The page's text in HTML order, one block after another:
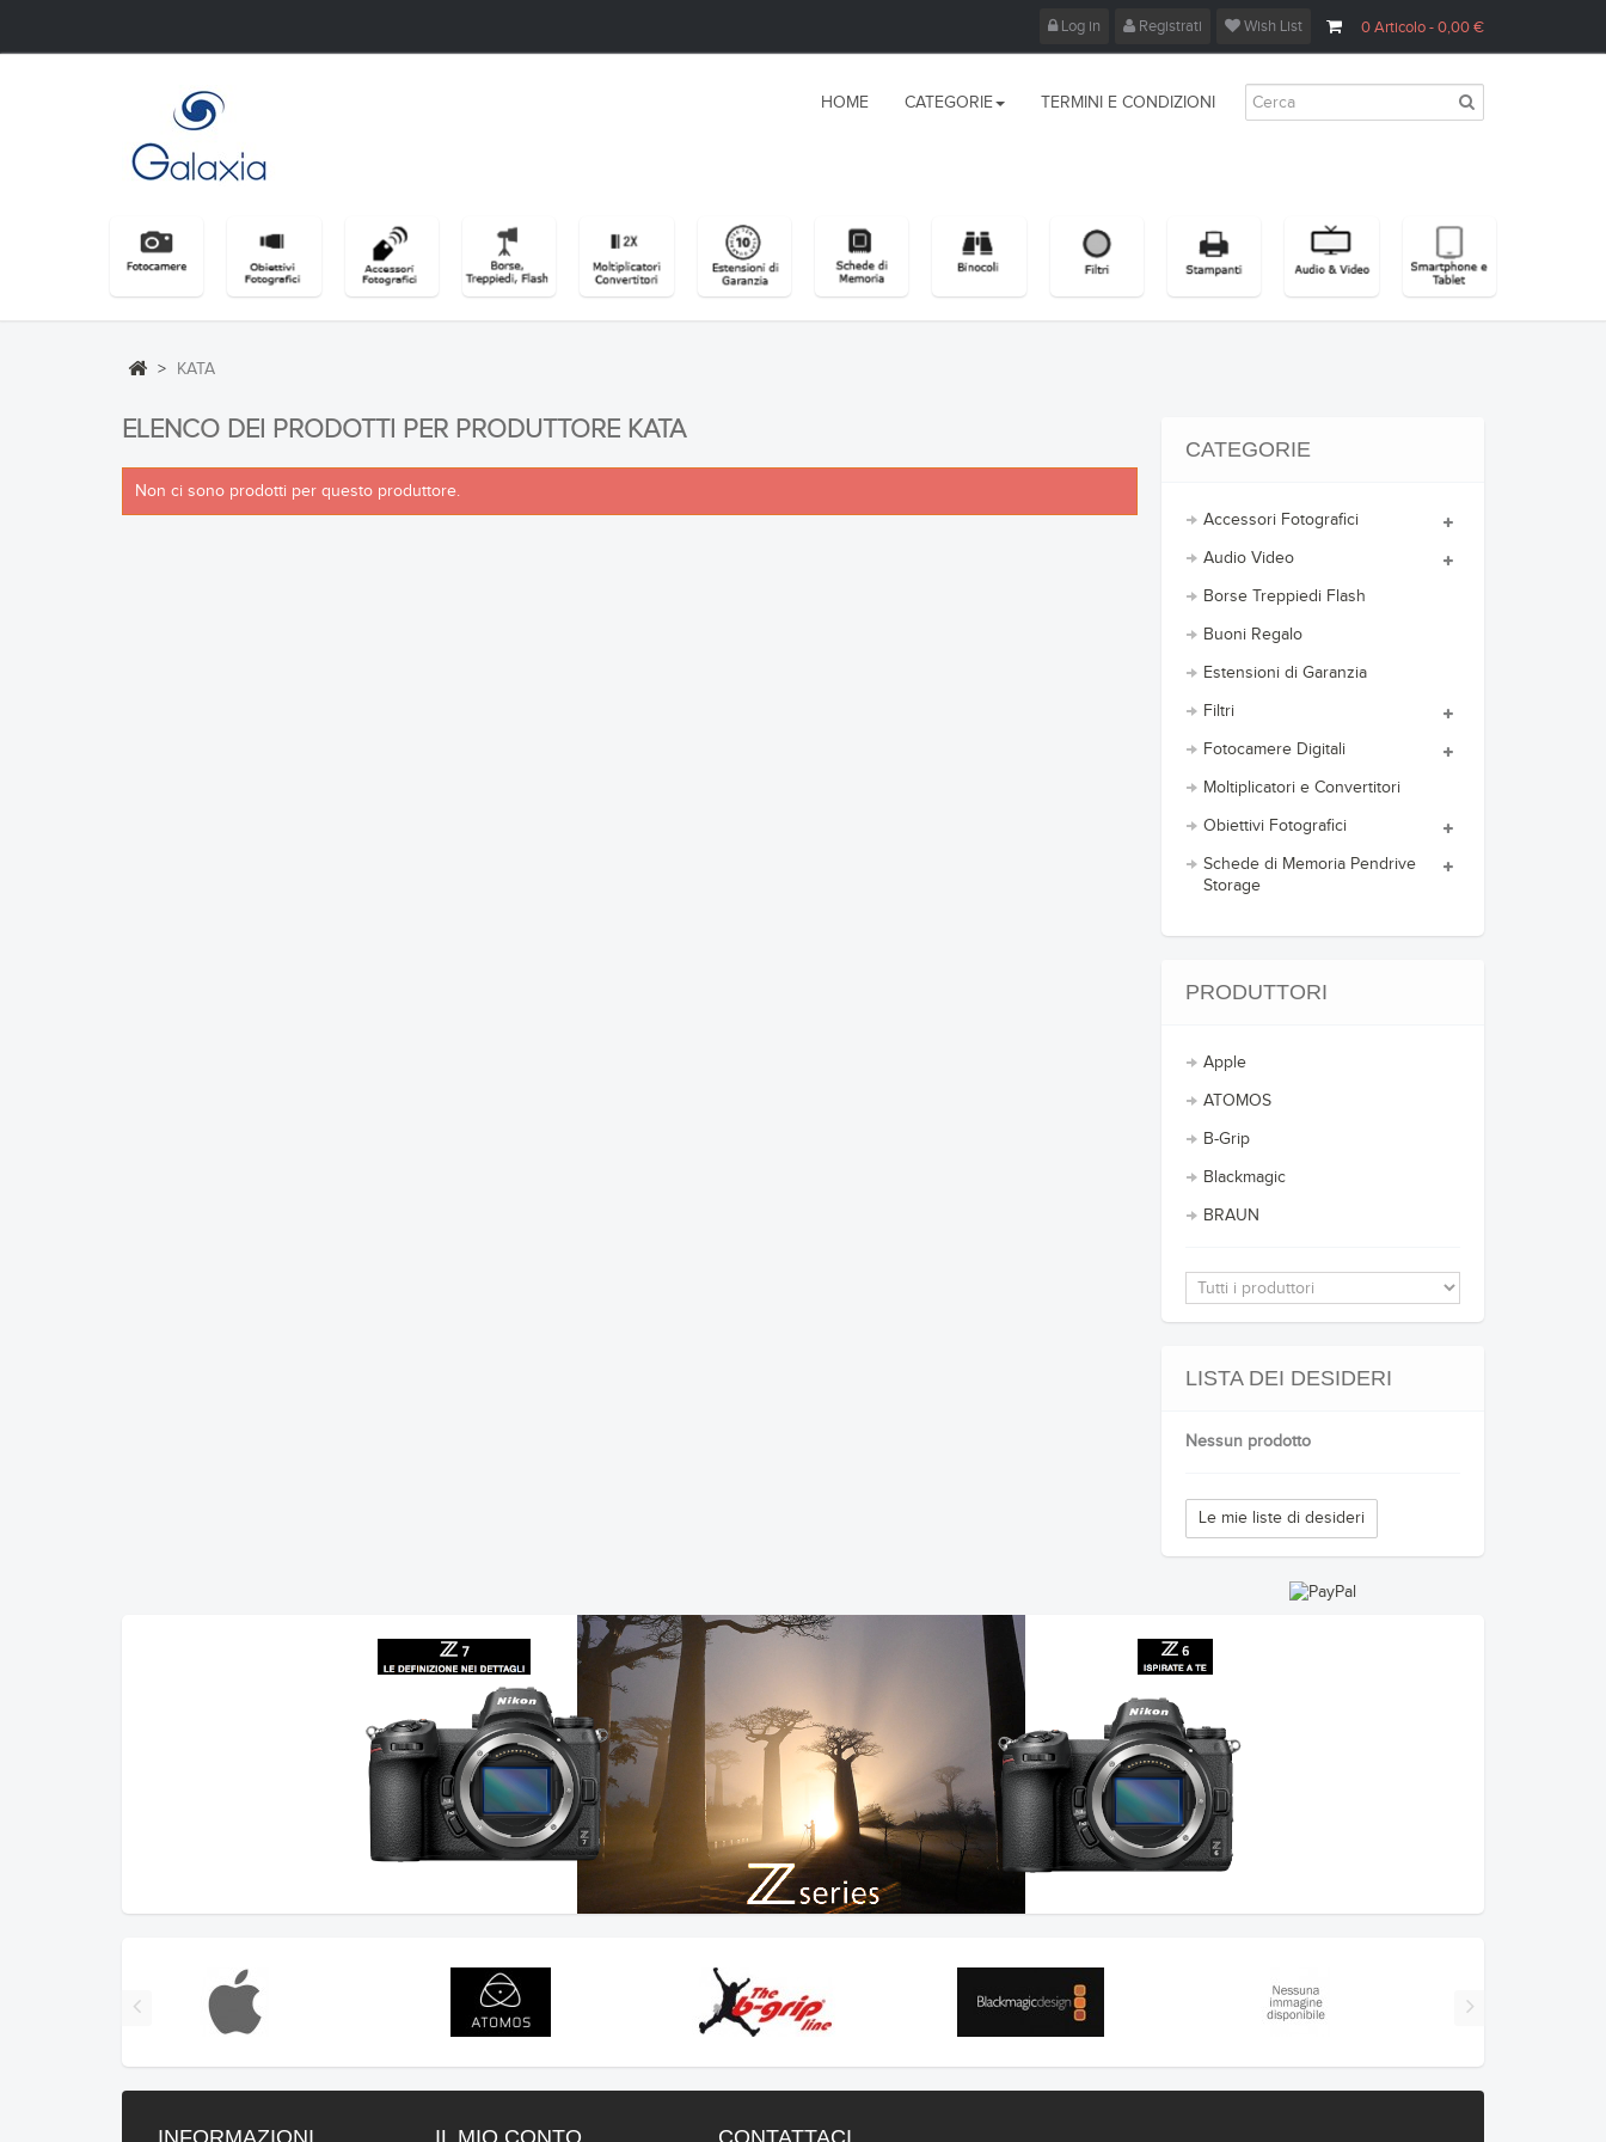
0Articolo- 0,00 €
Log in Registrati Wish List
HOME CATEGORIE TERMINI E CONDIZIONI
> KATA
ELENCO DEI PRODOTTI PER PRODUTTORE KATA
Non ci sono prodotti per questo produttore.
CATEGORIE
Accessori Fotografici
Audio Video
Borse Treppiedi Flash
Buoni Regalo
Estensioni di Garanzia
Filtri
Fotocamere Digitali
Moltiplicatori e Convertitori
Obiettivi Fotografici
Schede di Memoria Pendrive
Storage
PRODUTTORI
Apple
ATOMOS
B-Grip
Blackmagic
BRAUN
LISTA DEI DESIDERI
Nessun prodotto
Le mie liste di desideri